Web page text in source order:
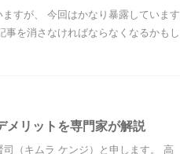
すが、 今回はかなり暴露しています
を消さなければならなくなるかもし
メリットを専門家が解説
（キムラ ケンジ）と申します。 高